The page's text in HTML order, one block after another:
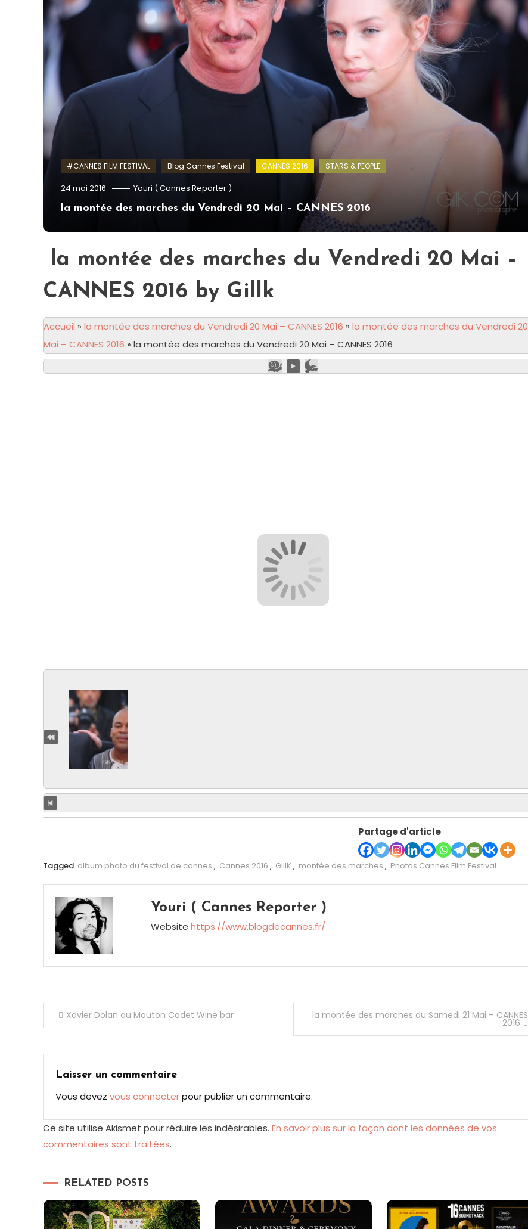
#CANNES FILM FESTIVAL Blog Cannes Festival CANNES 2016 STARS & PEOPLE
24 mai 2016
Youri ( Cannes Reporter )
la montée des marches du Vendredi 20 Mai – CANNES 2016
la montée des marches du Vendredi 20 Mai –
CANNES 2016 by Gillk
Accueil » la montée des marches du Vendredi 20 Mai – CANNES 2016 » la montée des marches du Vendredi 20
Mai – CANNES 2016 » la montée des marches du Vendredi 20 Mai – CANNES 2016
Partage d'article
Tagged album photo du festival de cannes , Cannes 2016 , GillK , montée des marches , Photos Cannes Film Festival
Youri ( Cannes Reporter )
Website https://www.blogdecannes.fr/
Navigation
l’article
Xavier Dolan au Mouton Cadet Wine bar la montée des marches du Samedi 21 Mai – CANNES
2016
Laisser un commentaire
Vous devez vous connecterpour publier un commentaire.
Ce site utilise Akismet pour réduire les indésirables. En savoir plus sur la façon dont les données de vos
commentaires sont traitées.
RELATED POSTS